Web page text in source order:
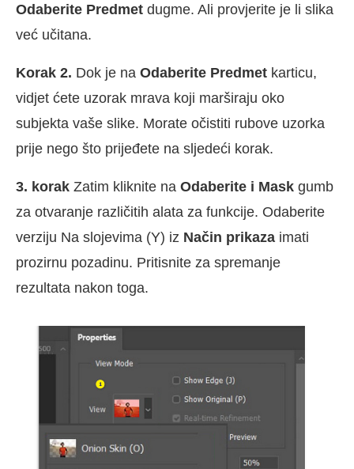
Odaberite Predmet dugme. Ali provjerite je li slika
već učitana.
Korak 2. Dok je na Odaberite Predmet karticu,
vidjet ćete uzorak mrava koji marširaju oko
subjekta vaše slike. Morate očistiti rubove uzorka
prije nego što prijeđete na sljedeći korak.
3. korak Zatim kliknite na Odaberite i Mask gumb
za otvaranje različitih alata za funkcije. Odaberite
verziju Na slojevima (Y) iz Način prikaza imati
prozirnu pozadinu. Pritisnite za spremanje
rezultata nakon toga.